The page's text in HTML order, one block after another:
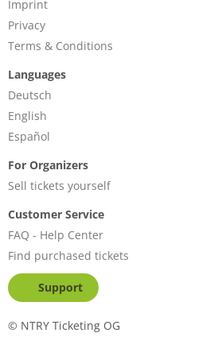
der 3.Tischreihe. Euro 23,-
Gruppe: Ab 6 Personen
an Tischen. Euro 23,-
Imprint
Privacy
Terms & Conditions
Languages
Deutsch
English
Español
For Organizers
Sell tickets yourself
Customer Service
FAQ - Help Center
Find purchased tickets
Support
© NTRY Ticketing OG